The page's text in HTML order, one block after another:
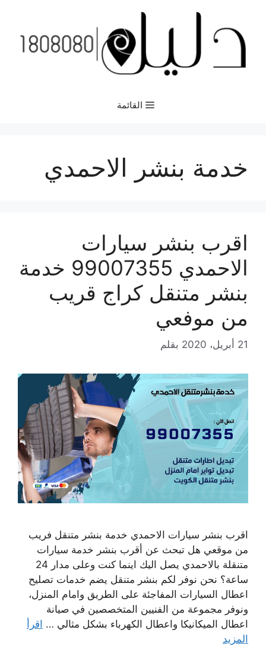
المحتوى
القائمة
خدمة بنشر الاحمدي
اقرب بنشر سيارات
الاحمدي 99007355 خدمة
بنشر متنقل كراج قريب
من موفعي
21 أبريل، 2020 بقلم
اقرب بنشر سيارات الاحمدي خدمة بنشر متنقل فريب
من موقعي هل تبحث عن أقرب بنشر خدمة سيارات
متنقلة بالاحمدي يصل اليك اينما كنت وعلى مدار 24
ساعة؟ نحن نوفر لكم بنشر متنقل يضم خدمات تصليح
اعطال السيارات المفاجئة على الطريق وامام المنزل،
ونوفر مجموعة من الفنيين المتخصصين في صيانة
اعطال الميكانيكا واعطال الكهرباء بشكل مثالي … اقرأ
المزيد